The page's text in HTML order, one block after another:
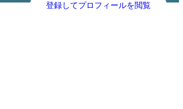
登録してプロフィールを閲覧